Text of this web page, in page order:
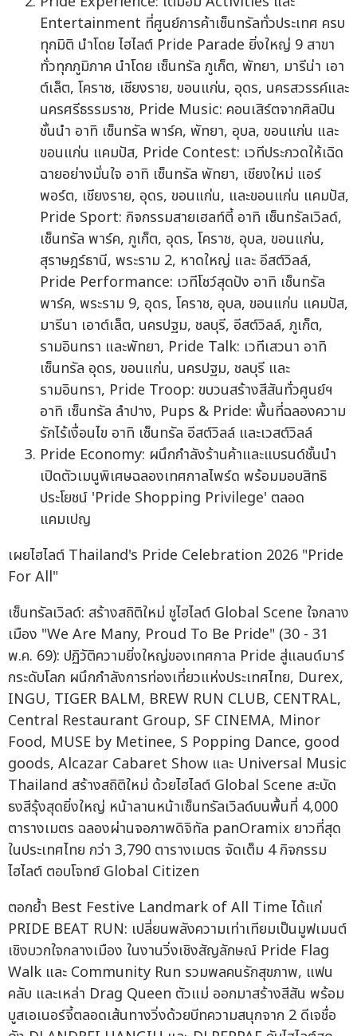
Entertainment ที่ศูนย์การค้าเซ็นทรัลทั่วประเทศ ครบ
ทุกมิติ นำโดย ไฮไลต์ Pride Parade ยิ่งใหญ่ 9 สาขา
ทั่วทุกภูมิภาค นำโดย เซ็นทรัล ภูเก็ต, พัทยา, มารีน่า เอา
ต์เล็ต, โคราช, เชียงราย, ขอนแก่น, อุดร, นครสวรรค์และ
นครศรีธรรมราช, Pride Music: คอนเสิร์ตจากศิลปิน
ชั้นนำ อาทิ เซ็นทรัล พาร์ค, พัทยา, อุบล, ขอนแก่น และ
ขอนแก่น แคมปัส, Pride Contest: เวทีประกวดให้เฉิด
ฉายอย่างมั่นใจ อาทิ เซ็นทรัล พัทยา, เชียงใหม่ แอร์
พอร์ต, เชียงราย, อุดร, ขอนแก่น, และขอนแก่น แคมปัส,
Pride Sport: กิจกรรมสายเฮลท์ตี้ อาทิ เซ็นทรัลเวิลด์,
เซ็นทรัล พาร์ค, ภูเก็ต, อุดร, โคราช, อุบล, ขอนแก่น,
สุราษฎร์ธานี, พระราม 2, หาดใหญ่ และ อีสต์วิลล์,
Pride Performance: เวทีโชว์สุดปัง อาทิ เซ็นทรัล
พาร์ค, พระราม 9, อุดร, โคราช, อุบล, ขอนแก่น แคมปัส,
มารีนา เอาต์เล็ต, นครปฐม, ชลบุรี, อีสต์วิลล์, ภูเก็ต,
รามอินทรา และพัทยา, Pride Talk: เวทีเสวนา อาทิ
เซ็นทรัล อุดร, ขอนแก่น, นครปฐม, ชลบุรี และ
รามอินทรา, Pride Troop: ขบวนสร้างสีสันทั่วศูนย์ฯ
อาทิ เซ็นทรัล ลำปาง, Pups & Pride: พื้นที่ฉลองความ
รักไร้เงื่อนไข อาทิ เซ็นทรัล อีสต์วิลล์ และเวสต์วิลล์
Pride Economy: ผนึกกำลังร้านค้าและแบรนด์ชั้นนำ
เปิดตัวเมนูพิเศษฉลองเทศกาลไพร์ด พร้อมมอบสิทธิ
ประโยชน์ 'Pride Shopping Privilege' ตลอด
แคมเปญ
เผยไฮไลต์ Thailand's Pride Celebration 2026 "Pride
For All"
เซ็นทรัลเวิลด์: สร้างสถิติใหม่ ชูไฮไลต์ Global Scene ใจกลาง
เมือง "We Are Many, Proud To Be Pride" (30 - 31
พ.ค. 69): ปฏิวัติความยิ่งใหญ่ของเทศกาล Pride สู่แลนด์มาร์
กระดับโลก ผนึกกำลังการท่องเที่ยวแห่งประเทศไทย, Durex,
INGU, TIGER BALM, BREW RUN CLUB, CENTRAL,
Central Restaurant Group, SF CINEMA, Minor
Food, MUSE by Metinee, S Popping Dance, good
goods, Alcazar Cabaret Show และ Universal Music
Thailand สร้างสถิติใหม่ ด้วยไฮไลต์ Global Scene สะบัด
ธงสีรุ้งสุดยิ่งใหญ่ หน้าลานหน้าเซ็นทรัลเวิลด์บนพื้นที่ 4,000
ตารางเมตร ฉลองผ่านจอภาพดิจิทัล panOramix ยาวที่สุด
ในประเทศไทย กว่า 3,790 ตารางเมตร จัดเต็ม 4 กิจกรรม
ไฮไลต์ ตอบโจทย์ Global Citizen
ตอกย้ำ Best Festive Landmark of All Time ได้แก่
PRIDE BEAT RUN: เปลี่ยนพลังความเท่าเทียมเป็นมูฟเมนต์
เชิงบวกใจกลางเมือง ในงานวิ่งเชิงสัญลักษณ์ Pride Flag
Walk และ Community Run รวมพลคนรักสุขภาพ, แฟน
คลับ และเหล่า Drag Queen ตัวแม่ ออกมาสร้างสีสัน พร้อม
บูสเอเนอร์จี้ตลอดเส้นทางวิ่งด้วยบีทความสนุกจาก 2 ดีเจชื่อ